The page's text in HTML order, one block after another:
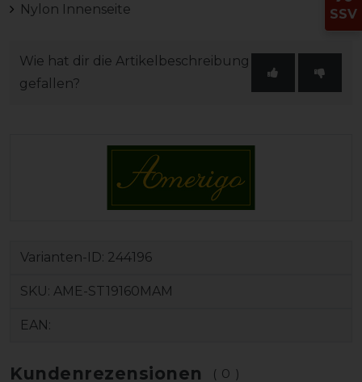
Nylon Innenseite
Wie hat dir die Artikelbeschreibung
gefallen?
Varianten-ID: 244196
SKU: AME-ST19160MAM
EAN:
Kundenrezensionen (0)
SSV